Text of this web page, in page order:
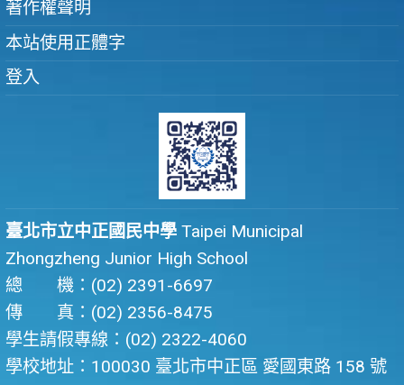
著作權聲明
本站使用正體字
登入
臺北市立中正國民中學 Taipei Municipal
Zhongzheng Junior High School
總 機：(02) 2391-6697
傳 真：(02) 2356-8475
學生請假專線：(02) 2322-4060
學校地址：100030 臺北市中正區 愛國東路 158 號